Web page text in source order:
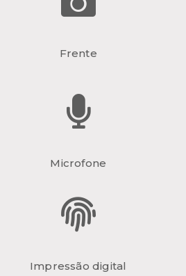
Frente
Microfone
Impressão digital